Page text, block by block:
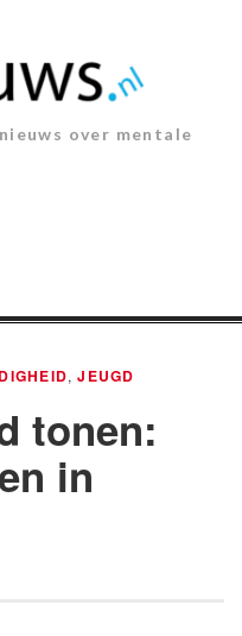
over mentale
,JEUGD
tonen:
in